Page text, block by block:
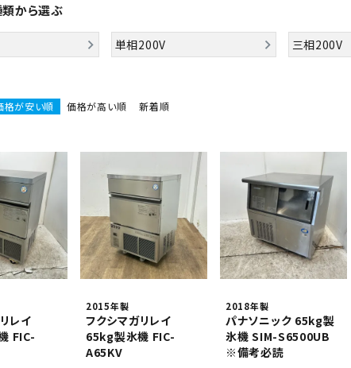
業務用オーブン フライヤー
その他調理機器 板金物・シンク・調理
チップ・フレークアイス ビッグアイス・その
から選ぶ
単相200V 三相200V
格が安い順 価格が高い順 新着順
レイ
FIC-
2015年製
フクシマガリレイ
65kg製氷機 FIC-
A65KV
2018年製
パナソニック 65kg製
氷機 SIM-S6500UB
※備考必読